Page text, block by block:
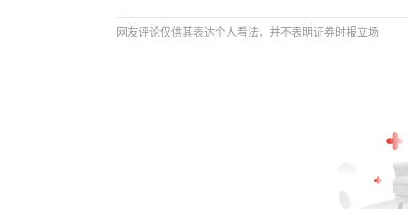
网友评论仅供其表达个人看法，并不表明证券时报立场